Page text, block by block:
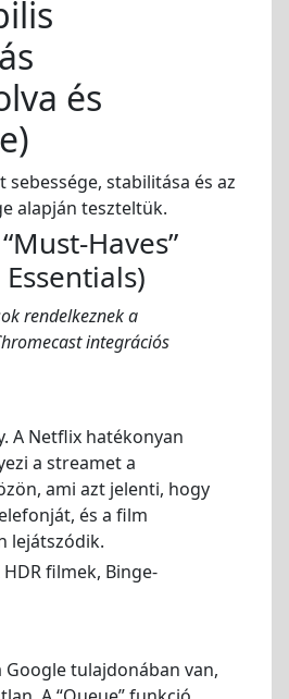
és
sebessége, stabilitása és az
alapján teszteltük.
Haves”
rendelkeznek a
integrációs
A Netflix hatékonyan
a streamet a
ami azt jelenti, hogy
és a film
lejátszódik.
HDR filmek, Binge-
tulajdonában van,